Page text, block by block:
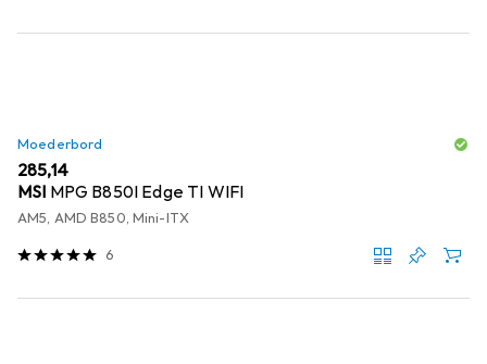
Moederbord
EUR
285,14
MSI MPG B850I Edge TI WIFI
AM5, AMD B850, Mini-ITX
6